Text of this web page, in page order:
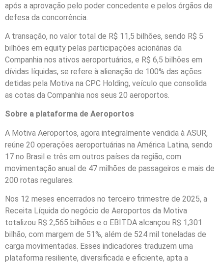
após a aprovação pelo poder concedente e pelos órgãos de
defesa da concorrência.
A transação, no valor total de R$ 11,5 bilhões, sendo R$ 5
bilhões em equity pelas participações acionárias da
Companhia nos ativos aeroportuários, e R$ 6,5 bilhões em
dívidas líquidas, se refere à alienação de 100% das ações
detidas pela Motiva na CPC Holding, veículo que consolida
as cotas da Companhia nos seus 20 aeroportos.
Sobre a plataforma de Aeroportos
A Motiva Aeroportos, agora integralmente vendida à ASUR,
reúne 20 operações aeroportuárias na América Latina, sendo
17 no Brasil e três em outros países da região, com
movimentação anual de 47 milhões de passageiros e mais de
200 rotas regulares.
Nos 12 meses encerrados no terceiro trimestre de 2025, a
Receita Líquida do negócio de Aeroportos da Motiva
totalizou R$ 2,565 bilhões e o EBITDA alcançou R$ 1,301
bilhão, com margem de 51%, além de 524 mil toneladas de
carga movimentadas. Esses indicadores traduzem uma
plataforma resiliente, diversificada e eficiente, apta a